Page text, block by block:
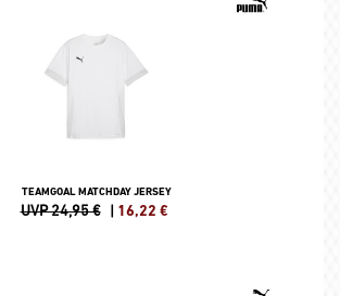
TEAMGOAL MATCHDAY JERSEY
UVP 24,95 € | 16,22 €